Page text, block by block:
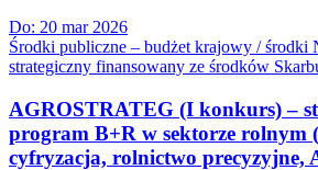
Do: 20 mar 2026
Środki publiczne – budżet krajowy / środki
strategiczny finansowany ze środków
AGROSTRATEG (I konkurs) –
program B+R w sektorze rolnym
cyfryzacja, rolnictwo precyzyjne,